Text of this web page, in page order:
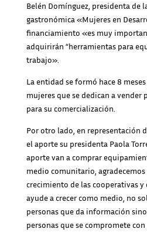
Belén Domínguez, presidenta de
gastronómica «Mujeres en
financiamiento «es muy
adquirirán “herramientas para
trabajo».
La entidad se formó hace 8
mujeres que se dedican a vender
para su comercialización.
Por otro lado, en representación
el aporte su presidenta Paola
aporte van a comprar
medio comunitario, agradecemos
crecimiento de las cooperativas y
ayude a crecer como medio, no
personas que da información
personas que se compromete con